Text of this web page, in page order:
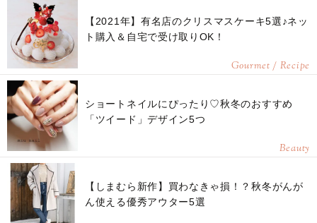
【2021年】有名店のクリスマスケーキ5選♪ネッ
ト購入＆自宅で受け取りOK！
Gourmet / Recipe
ショートネイルにぴったり♡秋冬のおすすめ
「ツイード」デザイン5つ
Beauty
【しまむら新作】買わなきゃ損！？秋冬がんが
ん使える優秀アウター5選